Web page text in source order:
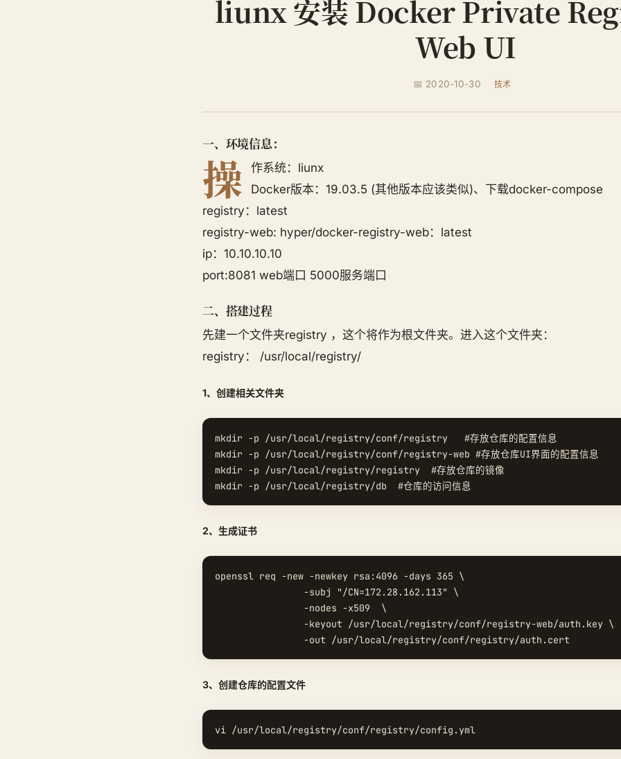
liunx 安装 Docker Private
Web UI
📅 2020-10-30 技术
一、环境信息：
操
作系统：liunx
Docker版本：19.03.5 (其他版本应该类似)、下载docker-compose
registry：latest
registry-web: hyper/docker-registry-web：latest
ip：10.10.10.10
port:8081 web端口 5000服务端口
二、搭建过程
先建一个文件夹registry ，这个将作为根文件夹。进入这个文件夹：
registry： /usr/local/registry/
1、创建相关文件夹
mkdir -p /usr/local/registry/conf/registry   #存放仓库的配置信息
mkdir -p /usr/local/registry/conf/registry-web #存放仓库UI界面的配置信息
mkdir -p /usr/local/registry/registry  #存放仓库的镜像
2、生成证书
openssl req -new -newkey rsa:4096 -days 365 \
                -subj "/CN=172.28.162.113" \
                -nodes -x509  \
                -keyout /usr/local/registry/conf/registry-web/auth.key \
3、创建仓库的配置文件